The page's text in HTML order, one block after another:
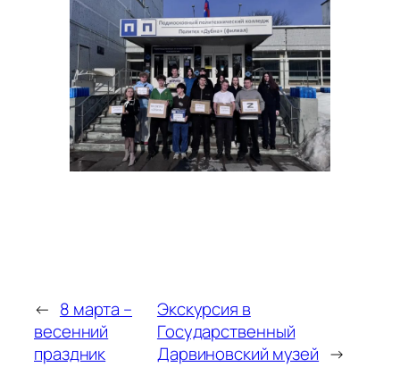
← 8 марта –
весенний
праздник
Экскурсия в
Государственный
Дарвиновский музей →